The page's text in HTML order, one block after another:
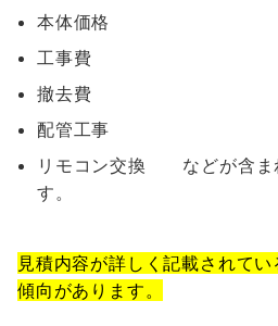
本体価格
工事費
撤去費
配管工事
リモコン交換 などが含ま
す。
見積内容が詳しく記載されて
傾向があります。